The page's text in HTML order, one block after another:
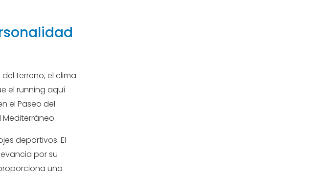
terreno, el clima
el running aquí
el Paseo del
deportivos. El
por su
una